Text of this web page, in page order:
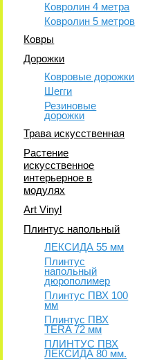
Ковролин 4 метра
Ковролин 5 метров
Ковры
Дорожки
Ковровые дорожки
Шегги
Резиновые
дорожки
Трава искусственная
Растение
искусственное
интерьерное в
модулях
Art Vinyl
Плинтус напольный
ЛЕКСИДА 55 мм
Плинтус
напольный
дюрополимер
Плинтус ПВХ 100
мм
Плинтус ПВХ
TERA 72 мм
ПЛИНТУС ПВХ
ЛЕКСИДА 80 мм.